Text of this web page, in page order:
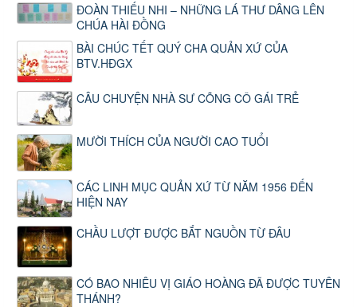
ĐOÀN THIẾU NHI – NHỮNG LÁ THƯ DÂNG LÊN
CHÚA HÀI ĐỒNG
BÀI CHÚC TẾT QUÝ CHA QUẢN XỨ CỦA
BTV.HĐGX
CÂU CHUYỆN NHÀ SƯ CÕNG CÔ GÁI TRẺ
MƯỜI THÍCH CỦA NGƯỜI CAO TUỔI
CÁC LINH MỤC QUẢN XỨ TỪ NĂM 1956 ĐẾN
HIỆN NAY
CHẦU LƯỢT ĐƯỢC BẮT NGUỒN TỪ ĐÂU
CÓ BAO NHIÊU VỊ GIÁO HOÀNG ĐÃ ĐƯỢC TUYÊN
THÁNH?